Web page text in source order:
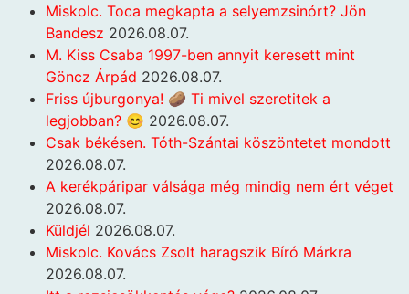
Miskolc. Toca megkapta a selyemzsinórt? Jön
Bandesz 2026.08.07.
M. Kiss Csaba 1997-ben annyit keresett mint
Göncz Árpád 2026.08.07.
Friss újburgonya! 🥔 Ti mivel szeretitek a
legjobban? 😊 2026.08.07.
Csak békésen. Tóth-Szántai köszöntetet mondott
2026.08.07.
A kerékpáripar válsága még mindig nem ért véget
2026.08.07.
Küldjél 2026.08.07.
Miskolc. Kovács Zsolt haragszik Bíró Márkra
2026.08.07.